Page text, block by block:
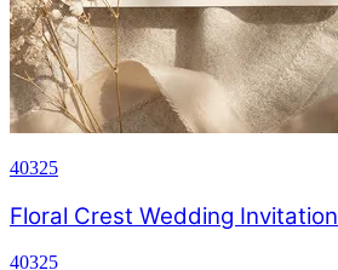
40325
Floral Crest Wedding Invitation
40325